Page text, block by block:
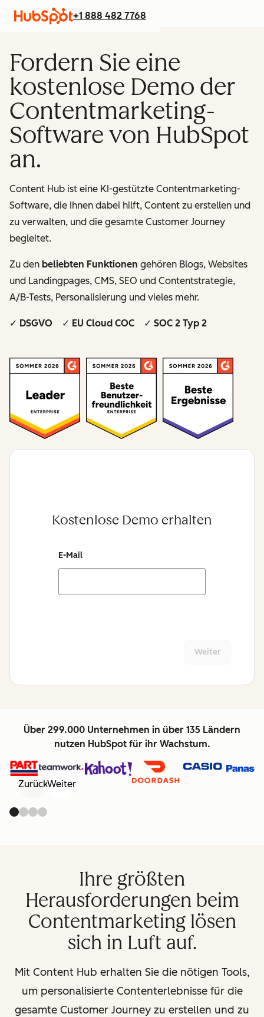
+1 888 482 7768
Fordern Sie eine
kostenlose Demo der
Contentmarketing-
Software von HubSpot
an.
Content Hub ist eine KI-gestützte Contentmarketing-
Software, die Ihnen dabei hilft, Content zu erstellen und
zu verwalten, und die gesamte Customer Journey
begleitet.
Zu den beliebten Funktionen gehören Blogs, Websites
und Landingpages, CMS, SEO und Contentstrategie,
A/B-Tests, Personalisierung und vieles mehr.
✓ DSGVO ✓ EU Cloud COC ✓ SOC 2 Typ 2
Kostenlose Demo erhalten
E-Mail
Weiter
Über 299.000 Unternehmen in über 135 Ländern
nutzen HubSpot für ihr Wachstum.
ZurückWeiter
Ihre größten
Herausforderungen beim
Contentmarketing lösen
sich in Luft auf.
Mit Content Hub erhalten Sie die nötigen Tools,
um personalisierte Contenterlebnisse für die
gesamte Customer Journey zu erstellen und zu